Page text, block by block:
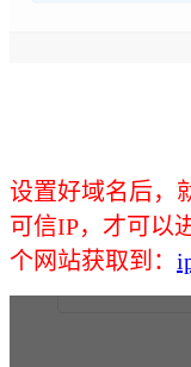
设置好域名后，
可信IP，才可以
个网站获取到：